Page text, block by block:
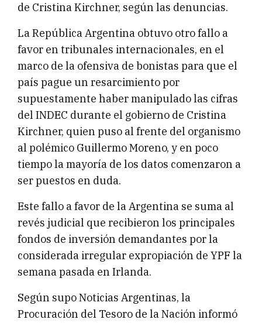
de Cristina Kirchner, según las denuncias.
La República Argentina obtuvo otro fallo a
favor en tribunales internacionales, en el
marco de la ofensiva de bonistas para que el
país pague un resarcimiento por
supuestamente haber manipulado las cifras
del INDEC durante el gobierno de Cristina
Kirchner, quien puso al frente del organismo
al polémico Guillermo Moreno, y en poco
tiempo la mayoría de los datos comenzaron a
ser puestos en duda.
Este fallo a favor de la Argentina se suma al
revés judicial que recibieron los principales
fondos de inversión demandantes por la
considerada irregular expropiación de YPF la
semana pasada en Irlanda.
Según supo Noticias Argentinas, la
Procuración del Tesoro de la Nación informó